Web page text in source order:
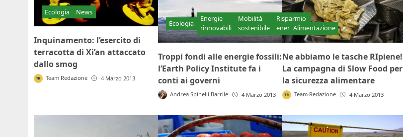
Ecologia News
Inquinamento: l’esercito di
terracotta di Xi’an attaccato
dallo smog
Team Redazione 4 Marzo 2013
Ecologia
Energie
rinnovabili
Mobilità
sostenibile
Risparmio
energetico
Troppi fondi alle energie fossili:
l’Earth Policy Institute fa i
conti ai governi
Andrea Spinelli Barrile 4 Marzo 2013
Alimentazione
Ne abbiamo le tasche RIpiene!
La campagna di Slow Food per
la sicurezza alimentare
Team Redazione 4 Marzo 2013